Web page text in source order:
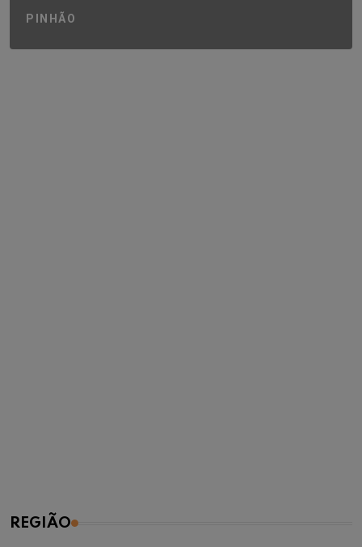
PINHÃO
REGIÃO